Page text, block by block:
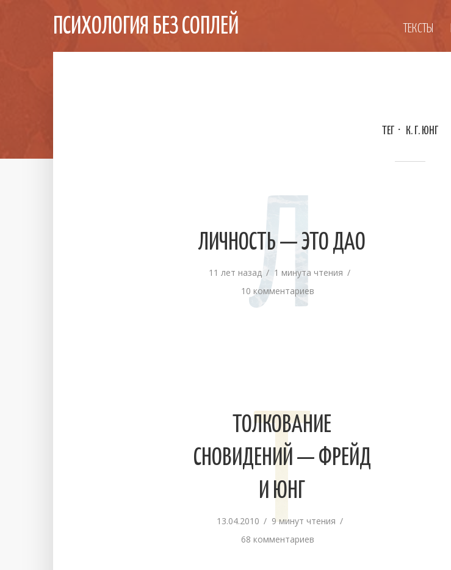
ПСИХОЛОГИЯ БЕЗ СОПЛЕЙ ТЕКСТЫ
ТЕГ К. Г. ЮНГ
ЛИЧНОСТЬ — ЭТО ДАО
11 лет назад
1 минута чтения
10 комментариев
Л
ТОЛКОВАНИЕ
СНОВИДЕНИЙ — ФРЕЙД
И ЮНГ
13.04.2010
9 минут чтения
68 комментариев
Т